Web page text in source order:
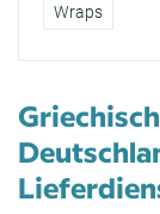
Wraps